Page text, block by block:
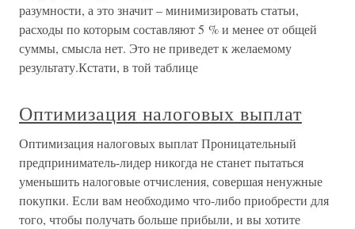
разумности, а это значит – минимизировать статьи,
расходы по которым составляют 5 % и менее от общей
суммы, смысла нет. Это не приведет к желаемому
результату.Кстати, в той таблице
Оптимизация налоговых выплат
Оптимизация налоговых выплат Проницательный
предприниматель-лидер никогда не станет пытаться
уменьшить налоговые отчисления, совершая ненужные
покупки. Если вам необходимо что-либо приобрести для
того, чтобы получать больше прибыли, и вы хотите